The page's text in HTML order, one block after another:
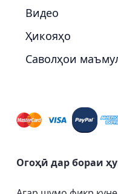
Видео
Ҳикояҳо
Саволҳои
Огоҳӣ дар бораи